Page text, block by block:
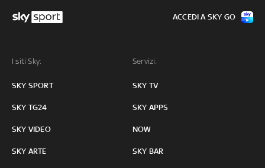
I siti Sky:
SKY SPORT
SKY TG24
SKY VIDEO
SKY ARTE
Servizi:
SKY TV
SKY APPS
NOW
SKY BAR
ACCEDI A SKY GO